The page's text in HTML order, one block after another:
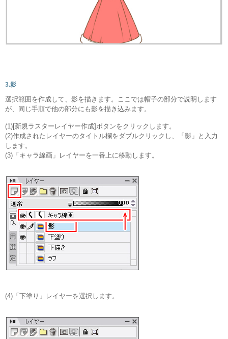
3.影
選択範囲を作成して、影を描きます。ここでは帽子の部分で説明します
が、同じ手順で他の部分にも影を描き込みます。
(1)[新規ラスターレイヤー作成]ボタンをクリックします。
(2)作成されたレイヤーのタイトル欄をダブルクリックし、「影」と入力
します。
(3)「キャラ線画」レイヤーを一番上に移動します。
(4)「下塗り」レイヤーを選択します。